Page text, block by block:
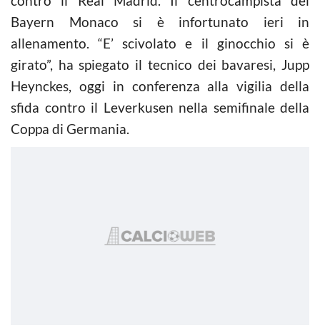
Bayern Monaco si è infortunato ieri in
allenamento. “E’ scivolato e il ginocchio si è
girato”, ha spiegato il tecnico dei bavaresi, Jupp
Heynckes, oggi in conferenza alla vigilia della
sfida contro il Leverkusen nella semifinale della
Coppa di Germania.